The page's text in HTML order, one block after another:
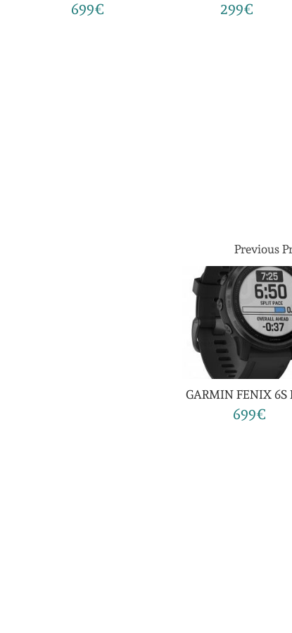
699€ 299€
Previous
GARMIN FENIX 6S
699€